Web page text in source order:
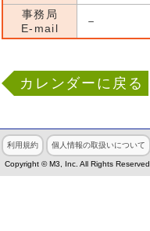
事務局
E-mail
－
カレンダーに戻る
利用規約 個人情報の取扱いについて
Copyright © M3, Inc. All Rights Reserved.